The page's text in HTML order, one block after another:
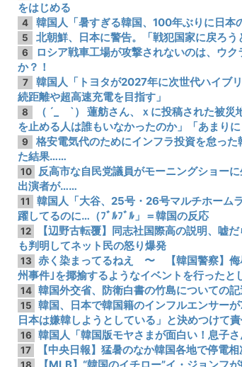
をはじめる
4 韓国人「暑すぎる韓国、100年ぶりに日本
5 北朝鮮、日本に警告。「戦犯国家に戻ろう
6
ロシア戦車工場が攻撃されないのは、ウ
か？！
7
韓国人「トヨタが2027年に次世代ハイブ
続距離や超高速充電を目指す」
8
（ ´_ゝ`） 蓮舫さん、ｘに投稿された被
を止める人は誰もいなかったのか」「あまりに
9
格安電気代のためにインフラ投資を怠っ
た結果……
10
反高市な自民党議員がモーニングショー
出演者が……
11
韓国人「大谷、25号・26号マルチホーム
躍してるのに…（ﾌﾞﾙﾌﾞﾙ」＝韓国の反応
12
【辺野古転覆】同志社国際高の説明、嘘
も判明してネット民の怒り爆発
13
赤く染まってるねえ 〜 【韓国警察】
州事件｣を揶揄するようなイベントを行ったと
14 韓国外交省、防衛白書の竹島についての
15
韓国、日本で韓国籍のインフルエンサー
日本は嫌韓しようとしている」と決めつけて
16 韓国人「韓国版モヤさまが面白い！息子
17 【中央日報】猛暑のなか韓国各地で停電